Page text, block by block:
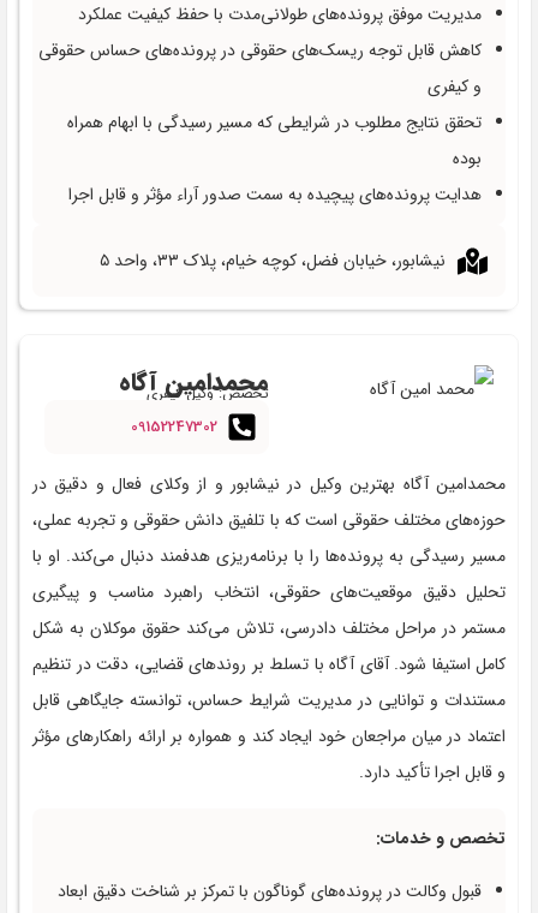
مدیریت موفق پرونده‌های طولانی‌مدت با حفظ کیفیت عملکرد
کاهش قابل توجه ریسک‌های حقوقی در پرونده‌های حساس حقوقی
و کیفری
تحقق نتایج مطلوب در شرایطی که مسیر رسیدگی با ابهام همراه
بوده
هدایت پرونده‌های پیچیده به سمت صدور آراء مؤثر و قابل اجرا
نیشابور، خیابان فضل، کوچه خیام، پلاک ۳۳، واحد ۵
محمدامین آگاه
تخصص: وکیل کیفری
09152247302
محمدامین آگاه بهترین وکیل در نیشابور و از وکلای فعال و دقیق در
حوزه‌های مختلف حقوقی است که با تلفیق دانش حقوقی و تجربه عملی،
مسیر رسیدگی به پرونده‌ها را با برنامه‌ریزی هدفمند دنبال می‌کند. او با
تحلیل دقیق موقعیت‌های حقوقی، انتخاب راهبرد مناسب و پیگیری
مستمر در مراحل مختلف دادرسی، تلاش می‌کند حقوق موکلان به شکل
کامل استیفا شود. آقای آگاه با تسلط بر روندهای قضایی، دقت در تنظیم
مستندات و توانایی در مدیریت شرایط حساس، توانسته جایگاهی قابل
اعتماد در میان مراجعان خود ایجاد کند و همواره بر ارائه راهکارهای مؤثر
و قابل اجرا تأکید دارد.
تخصص و خدمات:
قبول وکالت در پرونده‌های گوناگون با تمرکز بر شناخت دقیق ابعاد